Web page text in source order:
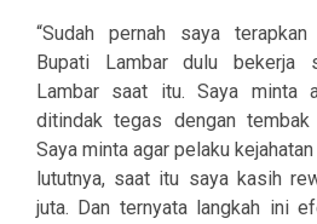
“Sudah pernah saya
Bupati Lambar dulu bekerja
Lambar saat itu. Saya minta
ditindak tegas dengan
Saya minta agar pelaku
lututnya, saat itu saya kasih
juta. Dan ternyata langkah ini